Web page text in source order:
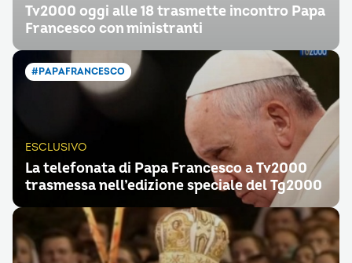
Tv2000 oggi alle 18 trasmette incontro Papa
Francesco con ministranti
#PAPAFRANCESCO
ESCLUSIVO
La telefonata di Papa Francesco a Tv2000
trasmessa nell’edizione speciale del Tg2000